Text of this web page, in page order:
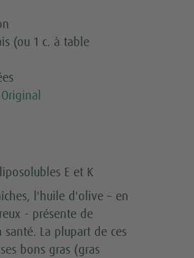
(ou 1 c. à table
E et K
l'huile d'olive – en
- présente de
La plupart de ces
bons gras (gras